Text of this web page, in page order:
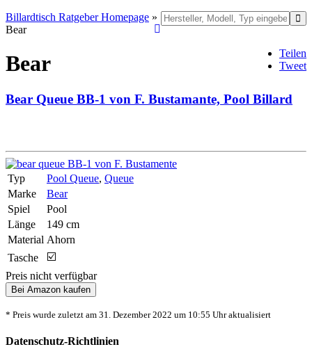
Billardtisch Ratgeber Homepage »
Bear
Teilen
Tweet
Bear
Bear Queue BB-1 von F. Bustamante, Pool Billard
Typ Pool Queue, Queue
Marke
Bear
Spiel
Pool
Länge
149 cm
Material Ahorn
Tasche
☑️
Preis nicht verfügbar
Bei Amazon kaufen
* Preis wurde zuletzt am 31. Dezember 2022 um 10:55 Uhr aktualisiert
Datenschutz-Richtlinien